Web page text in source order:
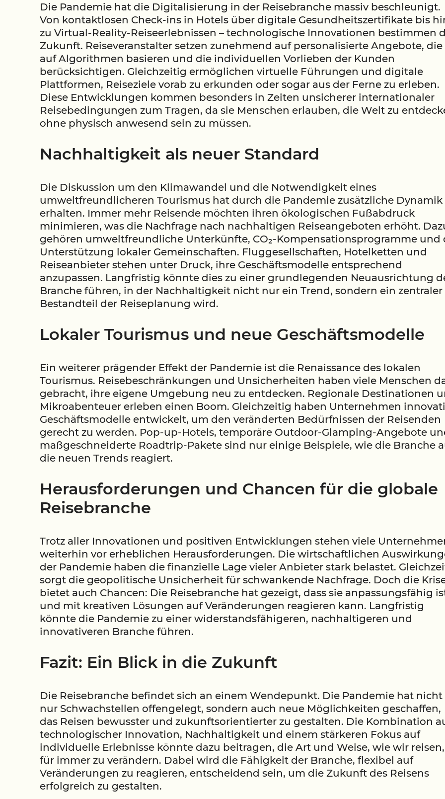
Die Pandemie hat die Digitalisierung in der Reisebranche massiv beschleunigt.
Von kontaktlosen Check-ins in Hotels über digitale Gesundheitszertifikate bis
zu Virtual-Reality-Reiseerlebnissen – technologische Innovationen bestimmen
Zukunft. Reiseveranstalter setzen zunehmend auf personalisierte Angebote, die
auf Algorithmen basieren und die individuellen Vorlieben der Kunden
berücksichtigen. Gleichzeitig ermöglichen virtuelle Führungen und digitale
Plattformen, Reiseziele vorab zu erkunden oder sogar aus der Ferne zu erleben.
Diese Entwicklungen kommen besonders in Zeiten unsicherer internationaler
Reisebedingungen zum Tragen, da sie Menschen erlauben, die Welt zu
ohne physisch anwesend sein zu müssen.
Nachhaltigkeit als neuer Standard
Die Diskussion um den Klimawandel und die Notwendigkeit eines
umweltfreundlicheren Tourismus hat durch die Pandemie zusätzliche Dynamik
erhalten. Immer mehr Reisende möchten ihren ökologischen Fußabdruck
minimieren, was die Nachfrage nach nachhaltigen Reiseangeboten erhöht.
gehören umweltfreundliche Unterkünfte, CO₂-Kompensationsprogramme und
Unterstützung lokaler Gemeinschaften. Fluggesellschaften, Hotelketten und
Reiseanbieter stehen unter Druck, ihre Geschäftsmodelle entsprechend
anzupassen. Langfristig könnte dies zu einer grundlegenden Neuausrichtung
Branche führen, in der Nachhaltigkeit nicht nur ein Trend, sondern ein zentraler
Bestandteil der Reiseplanung wird.
Lokaler Tourismus und neue Geschäftsmodelle
Ein weiterer prägender Effekt der Pandemie ist die Renaissance des lokalen
Tourismus. Reisebeschränkungen und Unsicherheiten haben viele Menschen
gebracht, ihre eigene Umgebung neu zu entdecken. Regionale Destinationen
Mikroabenteuer erleben einen Boom. Gleichzeitig haben Unternehmen
Geschäftsmodelle entwickelt, um den veränderten Bedürfnissen der Reisenden
gerecht zu werden. Pop-up-Hotels, temporäre Outdoor-Glamping-Angebote
maßgeschneiderte Roadtrip-Pakete sind nur einige Beispiele, wie die Branche
die neuen Trends reagiert.
Herausforderungen und Chancen für die globale
Reisebranche
Trotz aller Innovationen und positiven Entwicklungen stehen viele
weiterhin vor erheblichen Herausforderungen. Die wirtschaftlichen
der Pandemie haben die finanzielle Lage vieler Anbieter stark belastet.
sorgt die geopolitische Unsicherheit für schwankende Nachfrage. Doch die
bietet auch Chancen: Die Reisebranche hat gezeigt, dass sie anpassungsfähig
und mit kreativen Lösungen auf Veränderungen reagieren kann. Langfristig
könnte die Pandemie zu einer widerstandsfähigeren, nachhaltigeren und
innovativeren Branche führen.
Fazit: Ein Blick in die Zukunft
Die Reisebranche befindet sich an einem Wendepunkt. Die Pandemie hat nicht
nur Schwachstellen offengelegt, sondern auch neue Möglichkeiten geschaffen,
das Reisen bewusster und zukunftsorientierter zu gestalten. Die Kombination
technologischer Innovation, Nachhaltigkeit und einem stärkeren Fokus auf
individuelle Erlebnisse könnte dazu beitragen, die Art und Weise, wie wir reisen,
für immer zu verändern. Dabei wird die Fähigkeit der Branche, flexibel auf
Veränderungen zu reagieren, entscheidend sein, um die Zukunft des Reisens
erfolgreich zu gestalten.